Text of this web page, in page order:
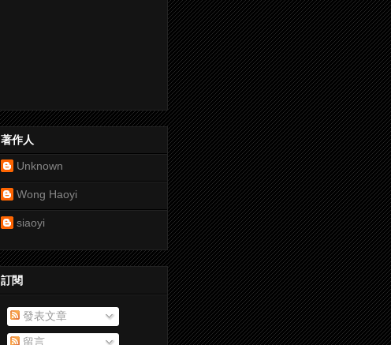
著作人
Unknown
Wong Haoyi
siaoyi
訂閱
發表文章
留言